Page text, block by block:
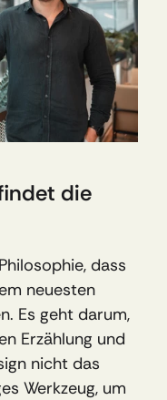
die
dass
neuesten
Es geht darum,
Erzählung und
nicht das
Werkzeug, um